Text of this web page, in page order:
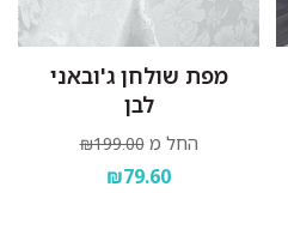
מפת שולחן ג'ובאני
לבן
החל מ ₪199.00
₪79.60